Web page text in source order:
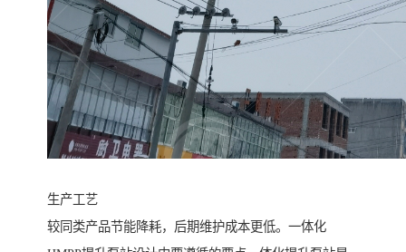
生产工艺
较同类产品节能降耗，后期维护成本更低。一体化